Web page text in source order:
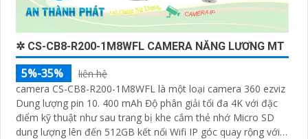
✲ CS-CB8-R200-1M8WFL CAMERA NĂNG LƯƠNG MT
5%-35%
liên hệ
camera CS-CB8-R200-1M8WFL là một loại camera 360 ezviz
Dung lượng pin 10. 400 mAh Độ phân giải tối đa 4K với đặc
điểm kỹ thuật như sau trang bị khe cắm thẻ nhớ Micro SD
dung lượng lên đến 512GB kết nối Wifi IP góc quay rộng với